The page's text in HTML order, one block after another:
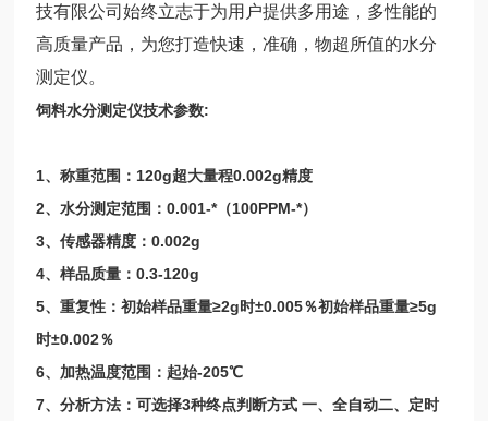
技有限公司始终立志于为用户提供多用途，多性能的
高质量产品，为您打造快速，准确，物超所值的水分
测定仪。
饲料水分测定仪技术参数:
1、称重范围：120g超大量程0.002g精度
2、水分测定范围：0.001-*（100PPM-*）
3、传感器精度：0.002g
4、样品质量：0.3-120g
5、重复性：初始样品重量≥2g时±0.005％初始样品重量≥5g
时±0.002％
6、加热温度范围：起始-205℃
7、分析方法：可选择3种终点判断方式 一、全自动二、定时